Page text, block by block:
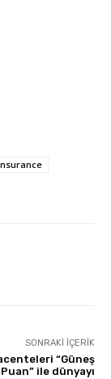
SONRAKI İÇERIK
“Güneş
Puan” ile dünyayı